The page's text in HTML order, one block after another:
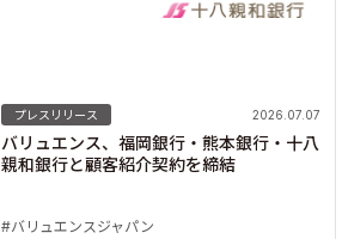
プレスリリース 2026.07.07
バリュエンス、福岡銀行・熊本銀行・十八
親和銀行と顧客紹介契約を締結
バリュエンスジャパン